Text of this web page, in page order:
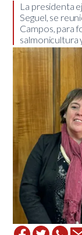
La presidenta
Seguel, se
Campos, para
salmonicultura